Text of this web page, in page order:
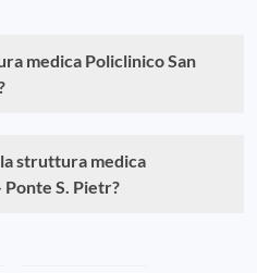
medica Policlinico San
struttura medica
S. Pietr?